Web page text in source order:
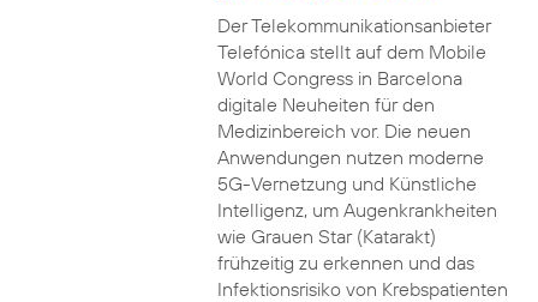
Der Telekommunikationsanbieter
Telefónica stellt auf dem Mobile
World Congress in Barcelona
digitale Neuheiten für den
Medizinbereich vor. Die neuen
Anwendungen nutzen moderne
5G-Vernetzung und Künstliche
Intelligenz, um Augenkrankheiten
wie Grauen Star (Katarakt)
frühzeitig zu erkennen und das
Infektionsrisiko von Krebspatienten